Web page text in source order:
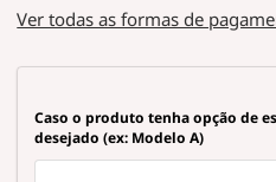
Ver todas as formas de
Caso o produto tenha opção de
desejado (ex: Modelo A)